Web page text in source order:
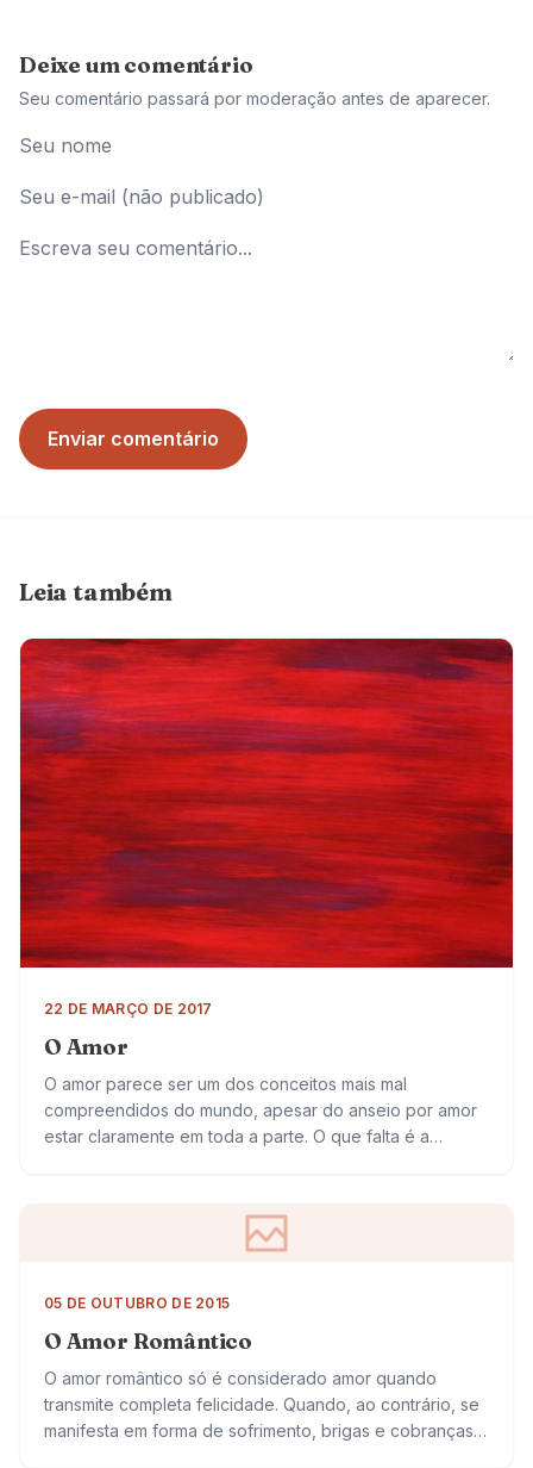
Deixe um comentário
Seu comentário passará por moderação antes de aparecer.
Enviar comentário
Leia também
22 DE MARÇO DE 2017
O Amor
O amor parece ser um dos conceitos mais mal
compreendidos do mundo, apesar do anseio por amor
estar claramente em toda a parte. O que falta é a
05 DE OUTUBRO DE 2015
O Amor Romântico
O amor romântico só é considerado amor quando
transmite completa felicidade. Quando, ao contrário, se
manifesta em forma de sofrimento, brigas e cobranças,